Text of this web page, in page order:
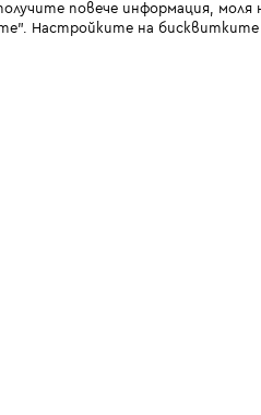
повече информация,
Настройките на